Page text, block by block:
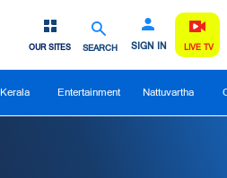
SEARCH SIGN IN
OUR SITES LIVE TV
Kerala Entertainment Nattuvartha